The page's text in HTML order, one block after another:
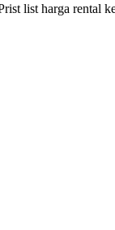
list harga rental